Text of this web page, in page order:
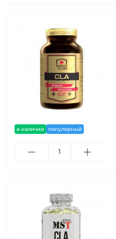
в наличии популярный